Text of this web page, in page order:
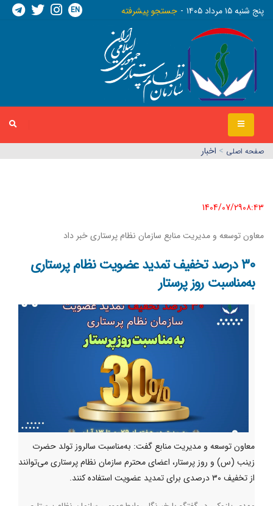
پنج شنبه ١٥ مرداد ١٤٠٥ جستجو پیشرفته EN
صفحه اصلي > اخبار
1404/07/29٠٨:٤٣
معاون توسعه و مدیریت منابع سازمان نظام پرستاری خبر داد
۳۰ درصد تخفیف تمدید عضویت نظام پرستاری
به‌مناسبت روز پرستار
معاون توسعه و مدیریت منابع گفت: به‌مناسبت سالروز تولد حضرت
زینب (س) و روز پرستار، اعضای محترم سازمان نظام پرستاری می‌توانند
از تخفیف ۳۰ درصدی برای تمدید عضویت استفاده کنند.